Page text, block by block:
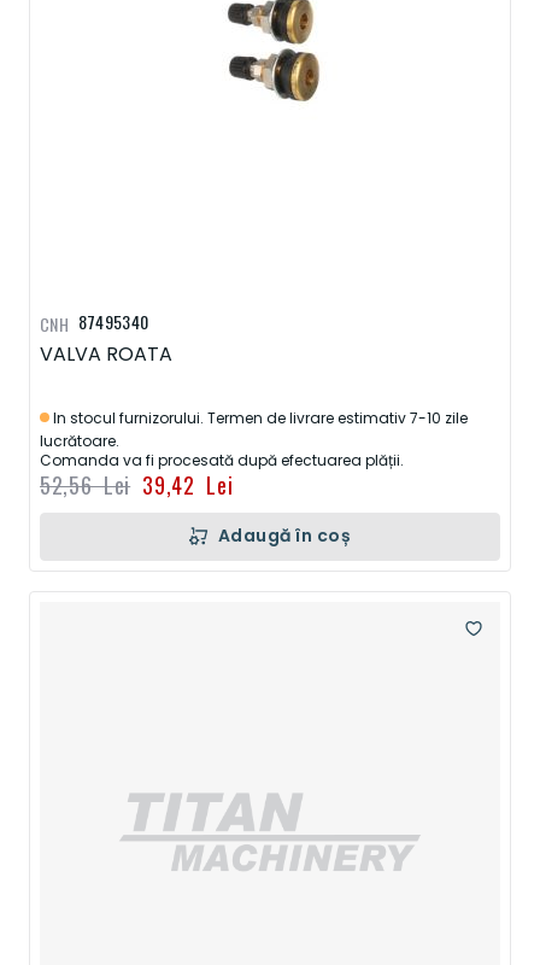
87495340
VALVA ROATA
In stocul furnizorului. Termen de livrare estimativ 7-10 zile
lucrătoare.
Comanda va fi procesată după efectuarea plății.
39,42 Lei
52,56 Lei
CNH
Adaugă în coș